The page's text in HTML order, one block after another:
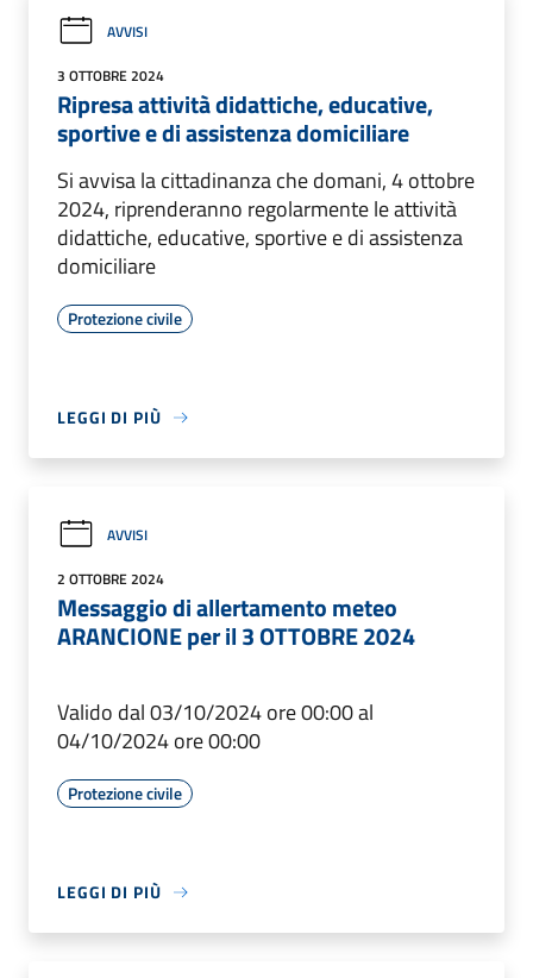
AVVISI
3 OTTOBRE 2024
Ripresa attività didattiche, educative,
sportive e di assistenza domiciliare
Si avvisa la cittadinanza che domani, 4 ottobre
2024, riprenderanno regolarmente le attività
didattiche, educative, sportive e di assistenza
domiciliare
Protezione civile
LEGGI DI PIÙ
AVVISI
2 OTTOBRE 2024
Messaggio di allertamento meteo
ARANCIONE per il 3 OTTOBRE 2024
Valido dal 03/10/2024 ore 00:00 al
04/10/2024 ore 00:00
Protezione civile
LEGGI DI PIÙ